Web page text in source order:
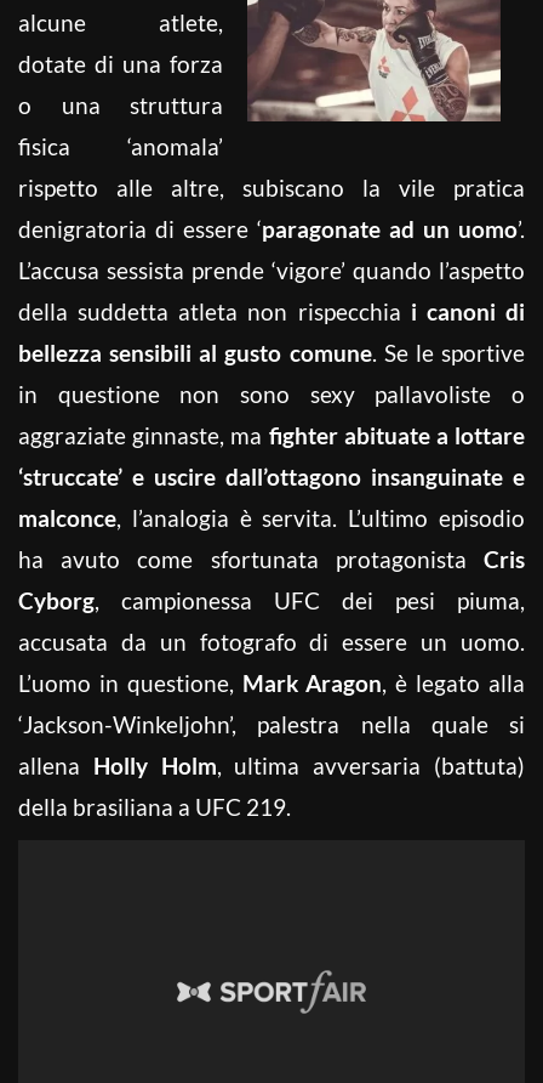
alcune atlete,
dotate di una forza
o una struttura
fisica ‘anomala’
rispetto alle altre, subiscano la vile pratica
denigratoria di essere ‘paragonate ad un uomo’.
L’accusa sessista prende ‘vigore’ quando l’aspetto
della suddetta atleta non rispecchia i canoni di
bellezza sensibili al gusto comune. Se le sportive
in questione non sono sexy pallavoliste o
aggraziate ginnaste, ma fighter abituate a lottare
‘struccate’ e uscire dall’ottagono insanguinate e
malconce, l’analogia è servita. L’ultimo episodio
ha avuto come sfortunata protagonista Cris
Cyborg, campionessa UFC dei pesi piuma,
accusata da un fotografo di essere un uomo.
L’uomo in questione, Mark Aragon, è legato alla
‘Jackson-Winkeljohn’, palestra nella quale si
allena Holly Holm, ultima avversaria (battuta)
della brasiliana a UFC 219.